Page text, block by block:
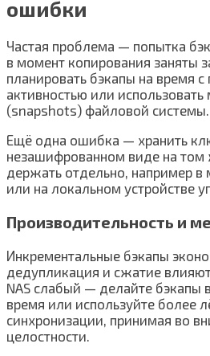
ошибки
Частая проблема — попытка
в момент копирования заняты
планировать бэкапы на время
активностью или
(snapshots) файловой системы.
Ещё одна ошибка — хранить
незашифрованном виде на
держать отдельно, например
или на локальном устройстве
Производительность и
Инкрементальные бэкапы
дедупликация и сжатие влияют
NAS слабый — делайте бэкапы
время или используйте более
синхронизации, принимая во
целостности.